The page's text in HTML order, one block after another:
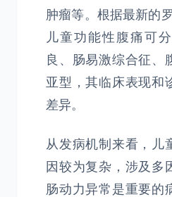
肿瘤等。根据最新的
儿童功能性腹痛可
良、肠易激综合征、
亚型，其临床表现和
差异。
从发病机制来看，儿
因较为复杂，涉及多
肠动力异常是重要的